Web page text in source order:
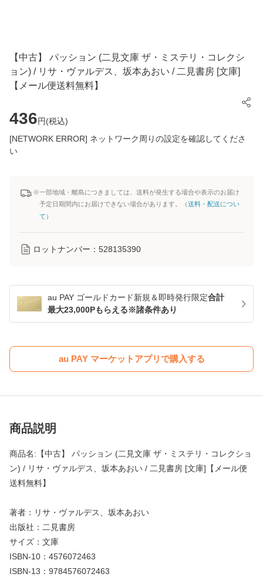
【中古】 パッション (二見文庫 ザ・ミステリ・コレクシ
ョン) / リサ・ヴァルデス、坂本あおい / 二見書房 [文庫]
【メール便送料無料】
436円(税込)
[NETWORK ERROR] ネットワーク周りの設定を確認してくださ
い
※一部地域・離島につきましては、送料が発生する場合や表示のお届け
予定日期間内にお届けできない場合があります。（送料・配送につい
て ）
ロットナンバー： 528135390
au PAY ゴールドカード新規＆即時発行限定合計
最大23,000Pもらえる※諸条件あり
au PAY マーケットアプリで購入する
商品説明
商品名:【中古】 パッション (二見文庫 ザ・ミステリ・コレクショ
ン) / リサ・ヴァルデス、坂本あおい / 二見書房 [文庫]【メール便
送料無料】
著者：リサ・ヴァルデス、坂本あおい
出版社：二見書房
サイズ：文庫
ISBN-10：4576072463
ISBN-13：9784576072463